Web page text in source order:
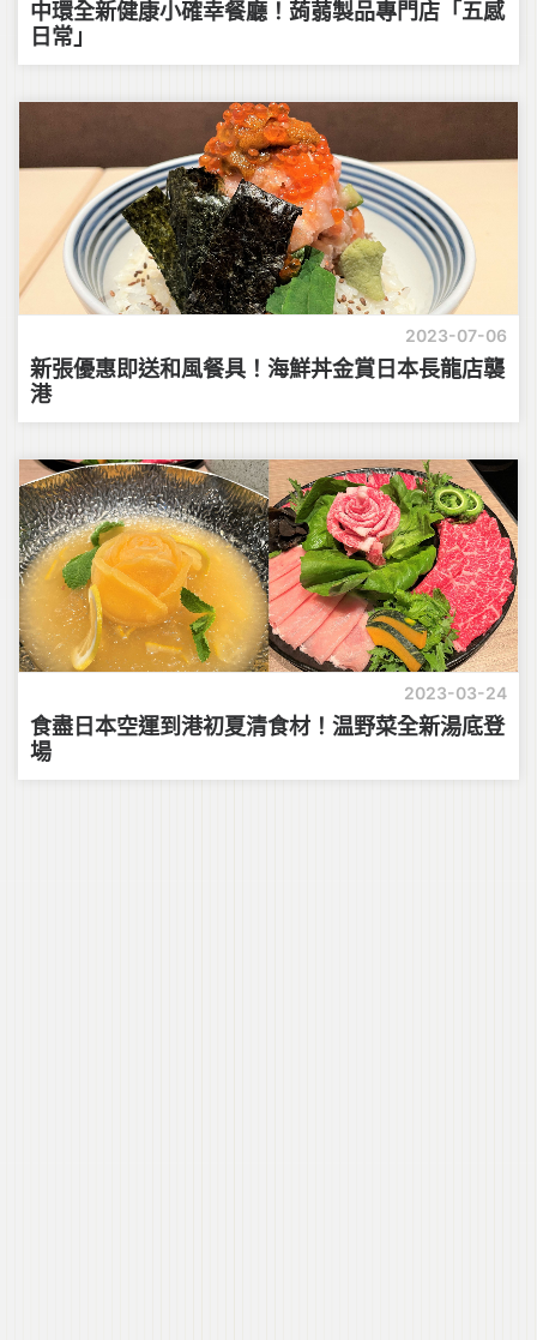
中環全新健康小確幸餐廳！蒟蒻製品專門店「五感
日常」
2023-07-06
新張優惠即送和風餐具！海鮮丼金賞日本長龍店襲
港
2023-03-24
食盡日本空運到港初夏清食材！温野菜全新湯底登
場